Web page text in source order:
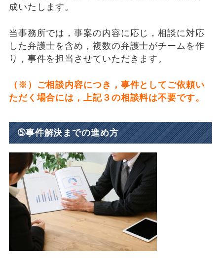
成いたします。
当事務所では，事案の内容に応じ，相談に対応
した弁護士を含め，複数の弁護士がチームを作
り，事件を担当させていただきます。
（※）ご相談内容につき，事件としてご依頼い
ただく場合には，上記３の相談料は不要です。
➄事件解決までの進め方